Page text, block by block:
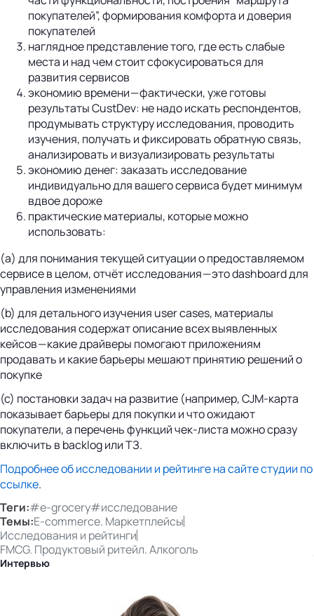
покупателей”, формирования комфорта и доверия
покупателей
наглядное представление того, где есть слабые
места и над чем стоит сфокусироваться для
развития сервисов
экономию времени — фактически, уже готовы
результаты CustDev: не надо искать респондентов,
продумывать структуру исследования, проводить
изучения, получать и фиксировать обратную связь,
анализировать и визуализировать результаты
экономию денег: заказать исследование
индивидуально для вашего сервиса будет минимум
вдвое дороже
практические материалы, которые можно
использовать:
(а) для понимания текущей ситуации о предоставляемом
сервисе в целом, отчёт исследования — это dashboard для
управления изменениями
(b) для детального изучения user cases, материалы
исследования содержат описание всех выявленных
кейсов — какие драйверы помогают приложениям
продавать и какие барьеры мешают принятию решений о
покупке
(с) постановки задач на развитие (например, CJM-карта
показывает барьеры для покупки и что ожидают
покупатели, а перечень функций чек-листа можно сразу
включить в backlog или ТЗ.
Подробнее об исследовании и рейтинге на сайте студии по
ссылке.
Теги:#e-grocery#исследование
Темы:E-commerce. Маркетплейсы
Исследования и рейтинги
FMCG. Продуктовый ритейл. Алкоголь
Интервью